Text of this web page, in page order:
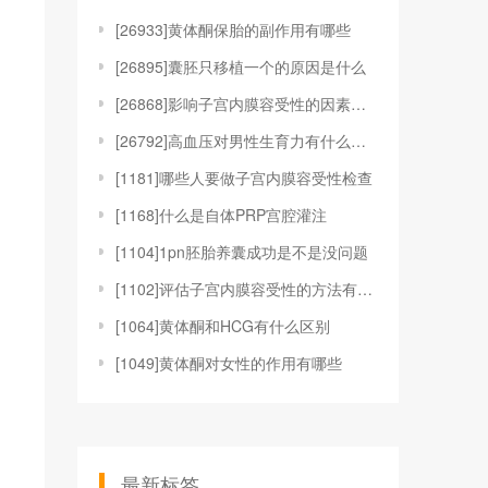
[26933]黄体酮保胎的副作用有哪些
[26895]囊胚只移植一个的原因是什么
[26868]影响子宫内膜容受性的因素有哪些
[26792]高血压对男性生育力有什么影响
[1181]哪些人要做子宫内膜容受性检查
[1168]什么是自体PRP宫腔灌注
[1104]1pn胚胎养囊成功是不是没问题
[1102]评估子宫内膜容受性的方法有哪些
[1064]黄体酮和HCG有什么区别
[1049]黄体酮对女性的作用有哪些